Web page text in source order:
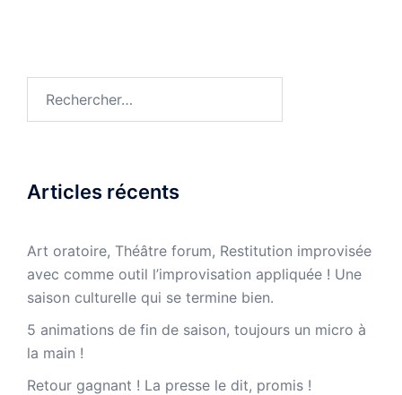
Articles récents
Art oratoire, Théâtre forum, Restitution improvisée
avec comme outil l’improvisation appliquée ! Une
saison culturelle qui se termine bien.
5 animations de fin de saison, toujours un micro à
la main !
Retour gagnant ! La presse le dit, promis !